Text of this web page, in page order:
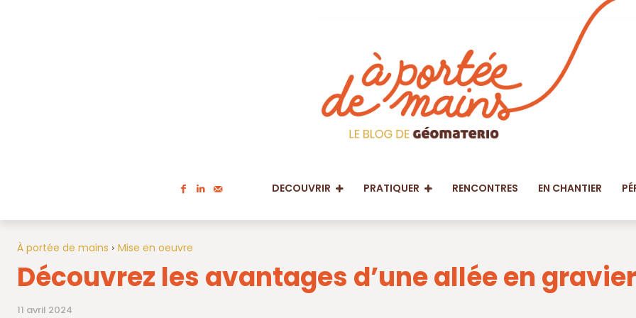
DECOUVRIR PRATIQUER RENCONTRES EN CHANTIER
À portée de mains Mise en oeuvre
Découvrez les avantages d’une allée en gravier
11 avril 2024